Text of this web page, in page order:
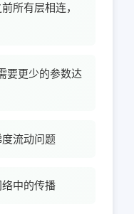
所有层相连，
要更少的参数达
流动问题
中的传播